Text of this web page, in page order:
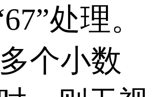
处理。
个小数